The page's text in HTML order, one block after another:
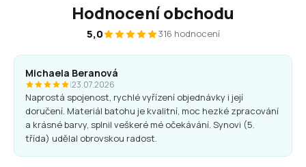
Hodnocení obchodu
5,0 316 hodnocení
Michaela Beranová
|23.07.2026
Naprostá spojenost, rychlé vyřízení objednávky i její
doručení. Materiál batohu je kvalitní, moc hezké zpracování
a krásné barvy, splnil veškeré mé očekávání. Synovi (5.
třída) udělal obrovskou radost.